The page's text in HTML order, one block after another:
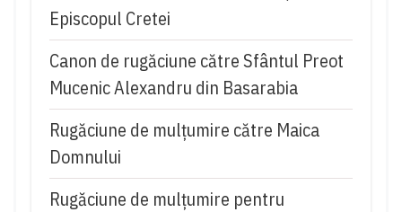
Episcopul Cretei
Canon de rugăciune către Sfântul Preot
Mucenic Alexandru din Basarabia
Rugăciune de mulţumire către Maica
Domnului
Rugăciune de mulțumire pentru